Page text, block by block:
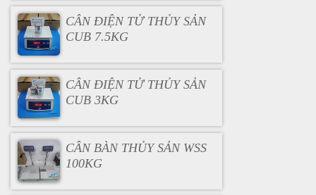
CÂN ĐIỆN TỬ THỦY SẢN
CUB 7.5KG
CÂN ĐIỆN TỬ THỦY SẢN
CUB 3KG
CÂN BÀN THỦY SẢN WSS
100KG